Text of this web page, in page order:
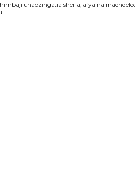
unaozingatia sheria, afya na